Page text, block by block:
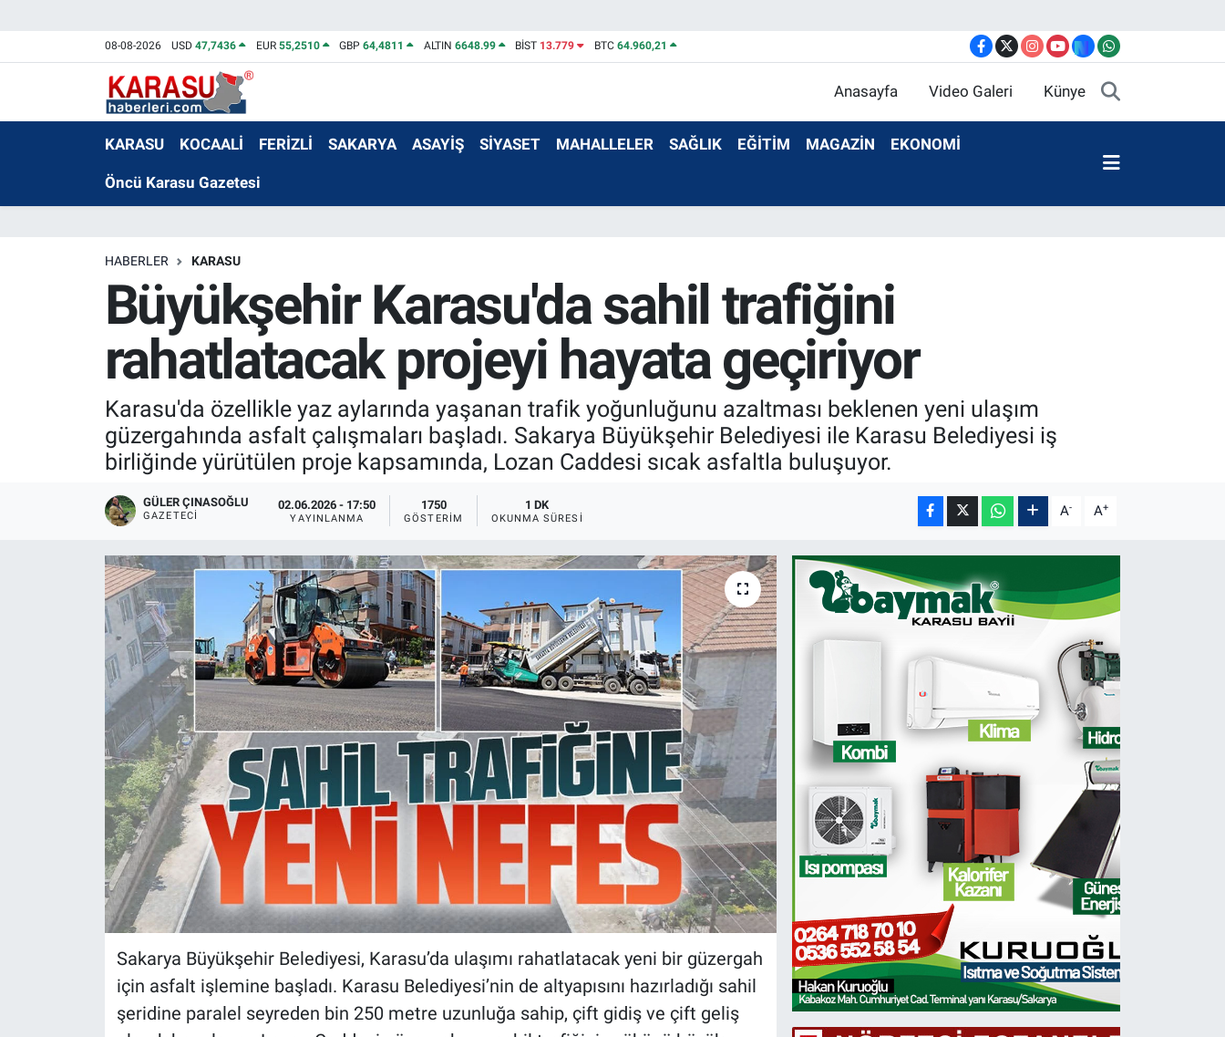
08-08-2026 USD47,7436 EUR 55,2510 GBP64,4811 ALTIN 6648.99 BİST 13.779 BTC 64.960,21
Anasayfa Video Galeri Künye
KARASU KOCAALİ FERİZLİ SAKARYA ASAYİŞ SİYASET MAHALLELER SAĞLIK EĞİTİM MAGAZİN EKONOMİ
Öncü Karasu Gazetesi
HABERLER KARASU
Büyükşehir Karasu'da sahil trafiğini
rahatlatacak projeyi hayata geçiriyor
Karasu'da özellikle yaz aylarında yaşanan trafik yoğunluğunu azaltması beklenen yeni ulaşım
güzergahında asfalt çalışmaları başladı. Sakarya Büyükşehir Belediyesi ile Karasu Belediyesi iş
birliğinde yürütülen proje kapsamında, Lozan Caddesi sıcak asfaltla buluşuyor.
GÜLER ÇINASOĞLU
GAZETECI
02.06.2026 - 17:50
YAYINLANMA
1750
GÖSTERIM
1 DK
OKUNMA SÜRESI A- A+
Sakarya Büyükşehir Belediyesi, Karasu’da ulaşımı rahatlatacak yeni bir güzergah
için asfalt işlemine başladı. Karasu Belediyesi’nin de altyapısını hazırladığı sahil
şeridine paralel seyreden bin 250 metre uzunluğa sahip, çift gidiş ve çift geliş